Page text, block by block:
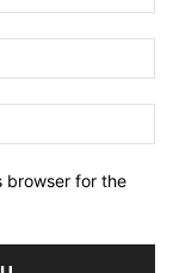
browser for the